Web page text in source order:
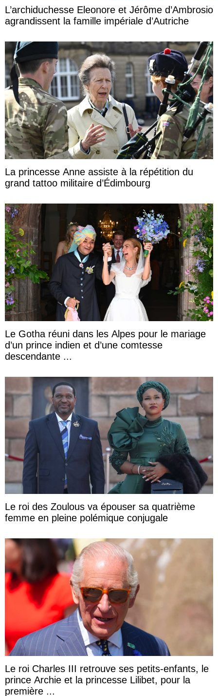
L’archiduchesse Eleonore et Jérôme d’Ambrosio
agrandissent la famille impériale d’Autriche
La princesse Anne assiste à la répétition du
grand tattoo militaire d’Édimbourg
Le Gotha réuni dans les Alpes pour le mariage
d’un prince indien et d’une comtesse
descendante ...
Le roi des Zoulous va épouser sa quatrième
femme en pleine polémique conjugale
Le roi Charles III retrouve ses petits-enfants, le
prince Archie et la princesse Lilibet, pour la
première ...